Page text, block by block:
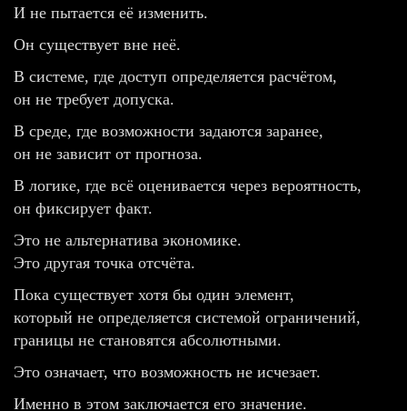
И не пытается её изменить.
Он существует вне неё.
В системе, где доступ определяется расчётом,
он не требует допуска.
В среде, где возможности задаются заранее,
он не зависит от прогноза.
В логике, где всё оценивается через вероятность,
он фиксирует факт.
Это не альтернатива экономике.
Это другая точка отсчёта.
Пока существует хотя бы один элемент,
который не определяется системой ограничений,
границы не становятся абсолютными.
Это означает, что возможность не исчезает.
Именно в этом заключается его значение.